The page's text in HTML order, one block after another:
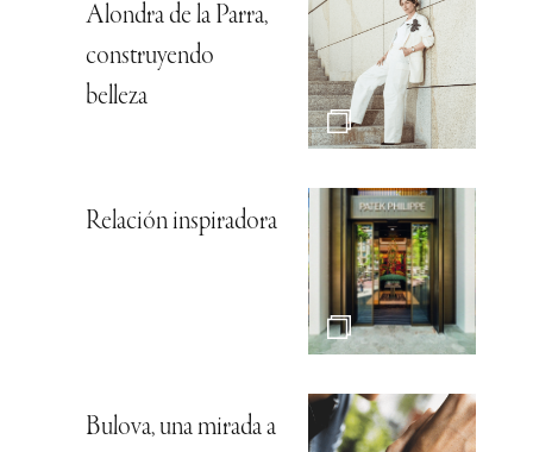
Alondra de la Parra,
construyendo
belleza
Relación inspiradora
Bulova, una mirada a